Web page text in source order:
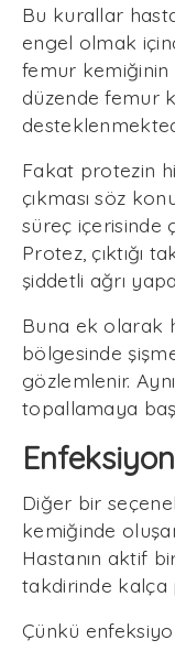
Bu kurallar
engel olmak
femur kemiğinin
düzende femur
Fakat protezin
çıkması söz
süreç içerisinde
Protez, çıktığı
şiddetli ağrı
Buna ek olarak
bölgesinde
gözlemlenir.
topallamaya
Enfeksiyon
Diğer bir
kemiğinde
Hastanın aktif
takdirinde kalça
Çünkü